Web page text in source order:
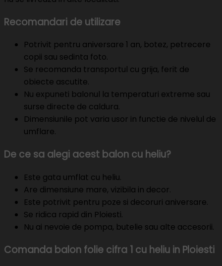
Recomandari de utilizare
Potrivit pentru aniversare 1 an, botez, petrecere
copii sau sedinta foto.
Se recomanda transportul cu grija, ferit de
obiecte ascutite.
Nu expuneti balonul la temperaturi extreme sau
surse directe de caldura.
Dimensiunile pot varia usor in functie de nivelul de
umflare.
De ce sa alegi acest balon cu heliu?
Este gata umflat cu heliu.
Are dimensiune mare, vizibila in decor.
Este potrivit pentru poze si decoruri aniversare.
Se ridica rapid din Ploiesti.
Nu ai nevoie de pompa, butelie sau alte accesorii.
Comanda balon folie cifra 1 cu heliu in Ploiesti